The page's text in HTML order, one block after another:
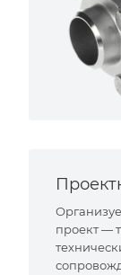
проект —